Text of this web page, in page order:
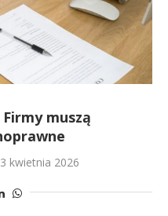
muszą
3 kwietnia 2026